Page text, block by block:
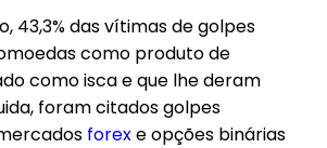
43,3% das vítimas de golpes
como produto de
como isca e que lhe deram
foram citados golpes
forexe opções binárias